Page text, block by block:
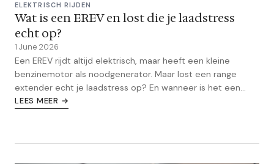
ELEKTRISCH RIJDEN
Wat is een EREV en lost die je laadstress
echt op?
1 June 2026
Een EREV rijdt altijd elektrisch, maar heeft een kleine
benzinemotor als noodgenerator. Maar lost een range
extender echt je laadstress op? En wanneer is het een
slimmere keuze dan een gewone EV of PHEV?
LEES MEER →